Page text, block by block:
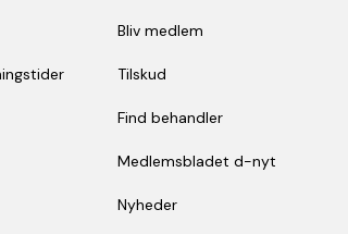
Bliv medlem
Tilskud
Find behandler
Medlemsbladet d-nyt
Nyheder